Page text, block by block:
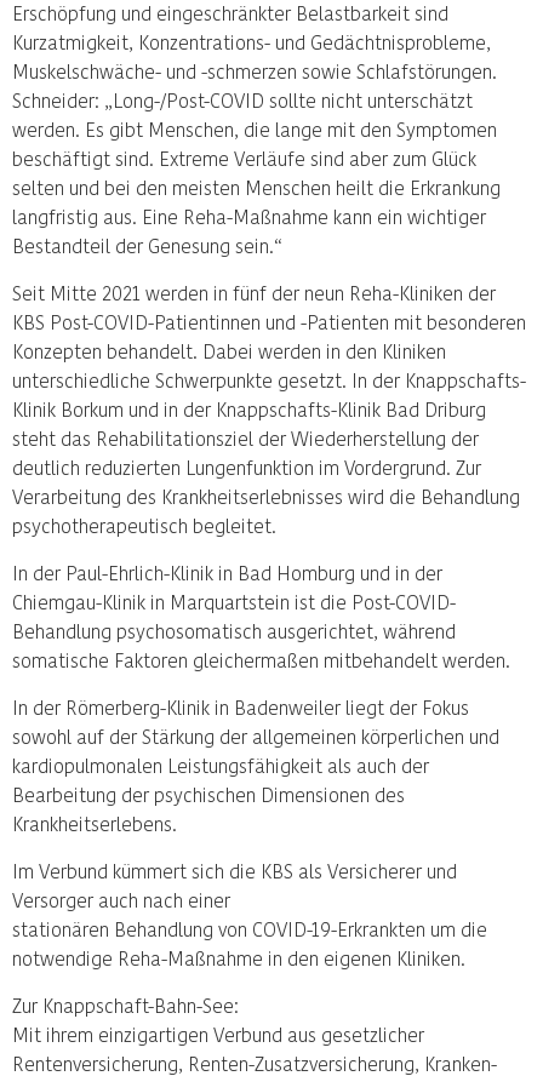
Erschöpfung und eingeschränkter Belastbarkeit sind
Kurzatmigkeit, Konzentrations- und Gedächtnisprobleme,
Muskelschwäche- und -schmerzen sowie Schlafstörungen.
Schneider: „Long-/Post-COVID sollte nicht unterschätzt
werden. Es gibt Menschen, die lange mit den Symptomen
beschäftigt sind. Extreme Verläufe sind aber zum Glück
selten und bei den meisten Menschen heilt die Erkrankung
langfristig aus. Eine Reha-Maßnahme kann ein wichtiger
Bestandteil der Genesung sein.“
Seit Mitte 2021 werden in fünf der neun Reha-Kliniken der
KBS Post-COVID-Patientinnen und -Patienten mit besonderen
Konzepten behandelt. Dabei werden in den Kliniken
unterschiedliche Schwerpunkte gesetzt. In der Knappschafts-
Klinik Borkum und in der Knappschafts-Klinik Bad Driburg
steht das Rehabilitationsziel der Wiederherstellung der
deutlich reduzierten Lungenfunktion im Vordergrund. Zur
Verarbeitung des Krankheitserlebnisses wird die Behandlung
psychotherapeutisch begleitet.
In der Paul-Ehrlich-Klinik in Bad Homburg und in der
Chiemgau-Klinik in Marquartstein ist die Post-COVID-
Behandlung psychosomatisch ausgerichtet, während
somatische Faktoren gleichermaßen mitbehandelt werden.
In der Römerberg-Klinik in Badenweiler liegt der Fokus
sowohl auf der Stärkung der allgemeinen körperlichen und
kardiopulmonalen Leistungsfähigkeit als auch der
Bearbeitung der psychischen Dimensionen des
Krankheitserlebens.
Im Verbund kümmert sich die KBS als Versicherer und
Versorger auch nach einer
stationären Behandlung von COVID-19-Erkrankten um die
notwendige Reha-Maßnahme in den eigenen Kliniken.
Zur Knappschaft-Bahn-See:
Mit ihrem einzigartigen Verbund aus gesetzlicher
Rentenversicherung, Renten-Zusatzversicherung, Kranken-